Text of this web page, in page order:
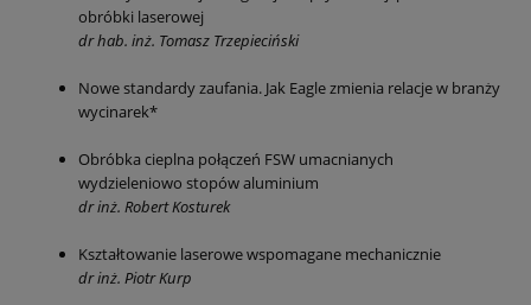
obróbki laserowej
dr hab. inż. Tomasz Trzepieciński
Nowe standardy zaufania. Jak Eagle zmienia relacje w branży
wycinarek*
Obróbka cieplna połączeń FSW umacnianych
wydzieleniowo stopów aluminium
dr inż. Robert Kosturek
Kształtowanie laserowe wspomagane mechanicznie
dr inż. Piotr Kurp